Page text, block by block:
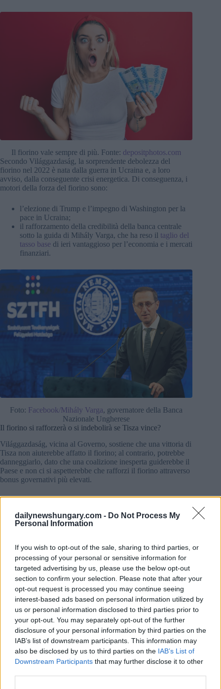
dailynewshungary.com - Do Not Process My
Personal Information
If you wish to opt-out of the sale, sharing to third parties, or
processing of your personal or sensitive information for
targeted advertising by us, please use the below opt-out
section to confirm your selection. Please note that after your
opt-out request is processed you may continue seeing
interest-based ads based on personal information utilized by
us or personal information disclosed to third parties prior to
your opt-out. You may separately opt-out of the further
disclosure of your personal information by third parties on the
IAB’s list of downstream participants. This information may
also be disclosed by us to third parties on the IAB’s List of
Downstream Participants that may further disclose it to other
Il fiorino vale sempre di più. Fonte: depositphotos.com
Secondo Világgazdaság, la sorprendente debolezza del
fiorino nel 2022 è nata dalla guerra in Ucraina e, a loro
avviso, dalla conseguente crisi energetica. Di conseguenza, i
motori della forza del fiorino sono:
l’elezione di Trump e l’impegno di Washington per la
pace in Ucraina;
il rafforzamento della credibilità della banca centrale
sotto la guida di Mihály Varga, che ha reso il taglio del
tasso base di ieri vantaggioso per l’economia e i mercati
finanziari.
Foto: Facebook/Mihály Varga, governatore della Banca
Nazionale Ungherese
Il fiorino si rafforzerà o si indebolirà se Tisza vince?
Világgazdaság, vicina al Governo, sostiene che una vittoria di
Tisza non aiuterebbe affatto il fiorino; al contrario, potrebbe
danneggiarlo, dato che una coalizione inesperta guiderebbe il
Paese e non ci si aspetterebbe che rafforzi il fiorino attraverso
bonus governativi più elevati.
Il Portafoglioconcorda sul fatto che l’approccio cauto e
alla valuta ungherese, ma attribuisce un ruolo positivo molto
più significativo all’eventuale ingresso di Tisza al governo.
(circa 7.500 miliardi di fiorini ungheresi) in
finanziamenti dell’Unione Europea, e dall’altro, il partito ha
ripetutamente segnalato la sua intenzione di introdurre l’euro
se dovesse arrivare al potere, osserva il giornale. Orbán ha
dichiarato più volte di non voler introdurre l’euro in
Ungheria.